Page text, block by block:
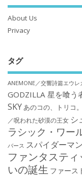
About Us
Privacy
タグ
ANEMONE／交響詩篇エウ
GODZILLA 星を喰う
SKYあのコの、トリコ。
／呪われた砂漠の王女 シ
ラシック・ワー
バース スパイダーマ
ファンタステ
いの誕生 ファース